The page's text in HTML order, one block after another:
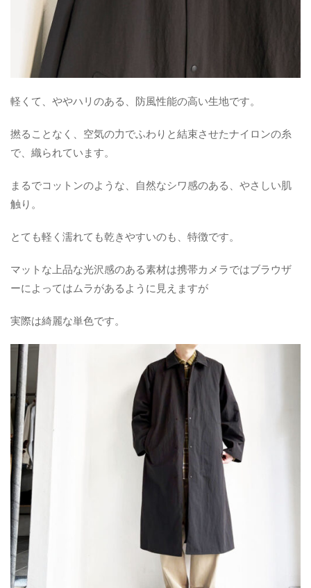
軽くて、ややハリのある、防風性能の高い生地です。
撚ることなく、空気の力でふわりと結束させたナイロンの糸
で、織られています。
まるでコットンのような、自然なシワ感のある、やさしい肌
触り。
とても軽く濡れても乾きやすいのも、特徴です。
マットな上品な光沢感のある素材は携帯カメラではブラウザ
ーによってはムラがあるように見えますが
実際は綺麗な単色です。